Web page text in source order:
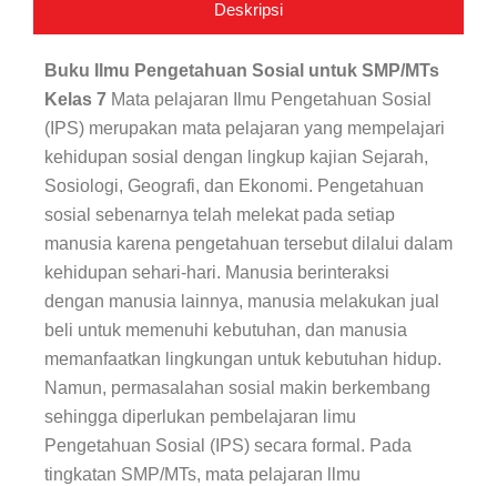
Deskripsi
Buku Ilmu Pengetahuan Sosial untuk SMP/MTs
Kelas 7 Mata pelajaran
Ilmu Pengetahuan Sosial
(IPS) merupakan mata pelajaran yang mempelajari
kehidupan sosial dengan lingkup kajian Sejarah,
Sosiologi, Geografi, dan Ekonomi. Pengetahuan
sosial sebenarnya telah melekat pada setiap
manusia karena pengetahuan tersebut dilalui dalam
kehidupan sehari-hari. Manusia berinteraksi
dengan manusia lainnya, manusia melakukan jual
beli untuk memenuhi kebutuhan, dan manusia
memanfaatkan lingkungan untuk kebutuhan hidup.
Namun, permasalahan sosial makin berkembang
sehingga diperlukan pembelajaran limu
Pengetahuan Sosial (IPS) secara formal. Pada
tingkatan SMP/MTs, mata pelajaran llmu